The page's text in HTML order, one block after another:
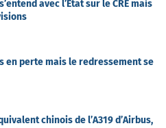
avec l’Etat sur le CRE mais
en perte mais le redressement se
chinois de l’A319 d’Airbus,